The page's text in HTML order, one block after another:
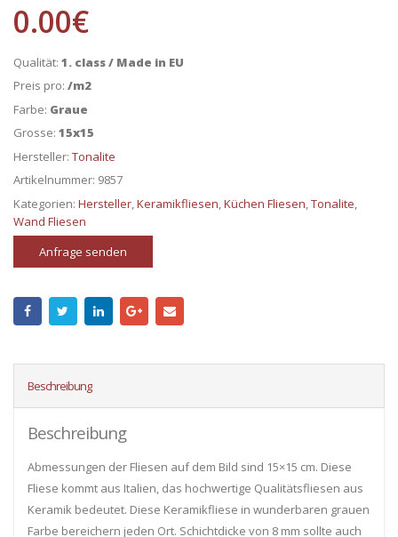
0.00€
Qualität: 1. class / Made in EU
Preis pro: /m2
Farbe: Graue
Grosse: 15x15
Hersteller: Tonalite
Artikelnummer: 9857
Kategorien: Hersteller,Keramikfliesen,Küchen Fliesen,Tonalite,
Wand Fliesen
Anfrage senden
Beschreibung
Beschreibung
Abmessungen der Fliesen auf dem Bild sind 15×15 cm. Diese
Fliese kommt aus Italien, das hochwertige Qualitätsfliesen aus
Keramik bedeutet. Diese Keramikfliese in wunderbaren grauen
Farbe bereichern jeden Ort. Schichtdicke von 8 mm sollte auch